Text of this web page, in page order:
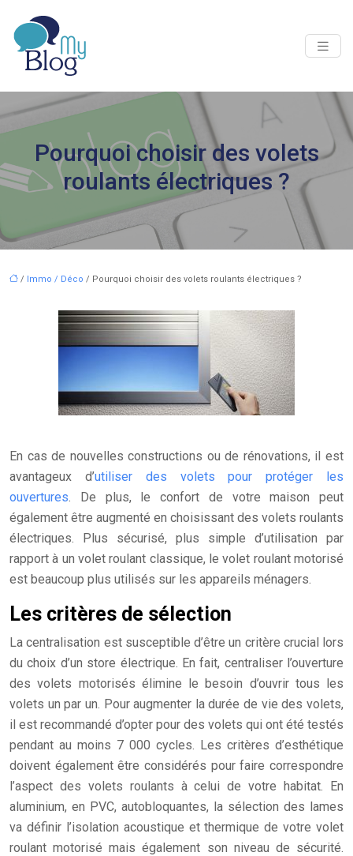
Pourquoi choisir des volets
roulants électriques ?
/ Immo / Déco / Pourquoi choisir des volets roulants électriques ?
En cas de nouvelles constructions ou de rénovations, il est
avantageux d’utiliser des volets pour protéger les
ouvertures. De plus, le confort de votre maison peut
également être augmenté en choisissant des volets roulants
électriques. Plus sécurisé, plus simple d’utilisation par
rapport à un volet roulant classique, le volet roulant motorisé
est beaucoup plus utilisés sur les appareils ménagers.
Les critères de sélection
La centralisation est susceptible d’être un critère crucial lors
du choix d’un store électrique. En fait, centraliser l’ouverture
des volets motorisés élimine le besoin d’ouvrir tous les
volets un par un. Pour augmenter la durée de vie des volets,
il est recommandé d’opter pour des volets qui ont été testés
pendant au moins 7 000 cycles. Les critères d’esthétique
doivent également être considérés pour faire correspondre
l’aspect des volets roulants à celui de votre habitat. En
aluminium, en PVC, autobloquantes, la sélection des lames
va définir l’isolation acoustique et thermique de votre volet
roulant motorisé mais également son niveau de sécurité.